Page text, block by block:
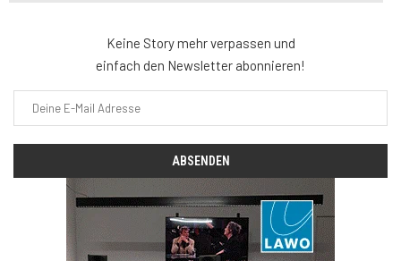
Keine Story mehr verpassen und
einfach den Newsletter abonnieren!